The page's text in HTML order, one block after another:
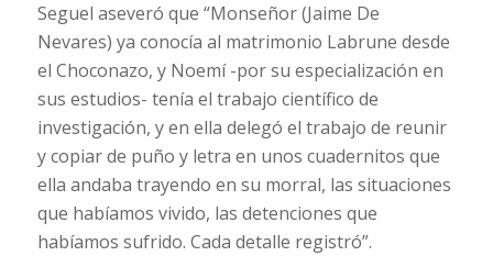
Seguel aseveró que “Monseñor (Jaime De
Nevares) ya conocía al matrimonio Labrune desde
el Choconazo, y Noemí -por su especialización en
sus estudios- tenía el trabajo científico de
investigación, y en ella delegó el trabajo de reunir
y copiar de puño y letra en unos cuadernitos que
ella andaba trayendo en su morral, las situaciones
que habíamos vivido, las detenciones que
habíamos sufrido. Cada detalle registró”.